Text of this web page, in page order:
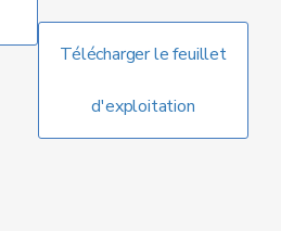
Télécharger le feuillet
d'exploitation